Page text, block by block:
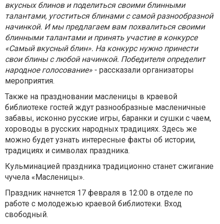
вкусных блинов и поделиться своими блинными
талантами, угоститься блинами с самой разнообразной
начинкой. И мы предлагаем вам похвалиться своими
блинными талантами и принять участие в конкурсе
«Самый вкусный блин». На конкурс нужно принести
свои блины с любой начинкой. Победителя определит
народное голосование» - рассказали организаторы
мероприятия.
Также на праздновании масленицы в краевой
библиотеке гостей ждут разнообразные масленичные
забавы, исконно русские игры, баранки и сушки с чаем,
хороводы в русских народных традициях. Здесь же
можно будет узнать интересные факты об истории,
традициях и символах праздника.
Кульминацией праздника традиционно станет сжигание
чучела «Масленицы».
Праздник начнется 17 февраля в 12:00 в отделе по
работе с молодежью краевой библиотеки. Вход
свободный.